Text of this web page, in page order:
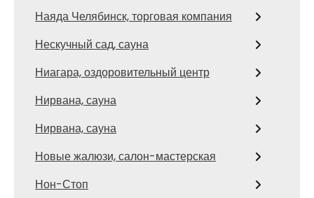
Наяда Челябинск, торговая компания
Нескучный сад, сауна
Ниагара, оздоровительный центр
Нирвана, сауна
Нирвана, сауна
Новые жалюзи, салон-мастерская
Нон-Стоп